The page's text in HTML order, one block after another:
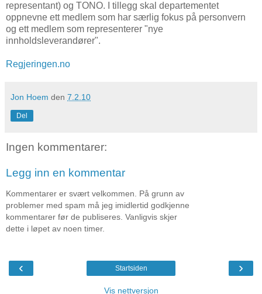
representant) og TONO. I tillegg skal departementet
oppnevne ett medlem som har særlig fokus på personvern
og ett medlem som representerer "nye
innholdsleverandører".
Regjeringen.no
Jon Hoem den 7.2.10
Del
Ingen kommentarer:
Legg inn en kommentar
Kommentarer er svært velkommen. På grunn av
problemer med spam må jeg imidlertid godkjenne
kommentarer før de publiseres. Vanligvis skjer
dette i løpet av noen timer.
‹ ›
Startsiden
Vis nettversjon